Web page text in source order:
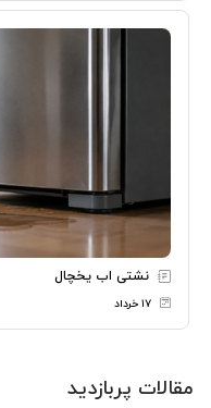
نشتی اب یخچال
۱۷ خرداد
مقالات پربازدید